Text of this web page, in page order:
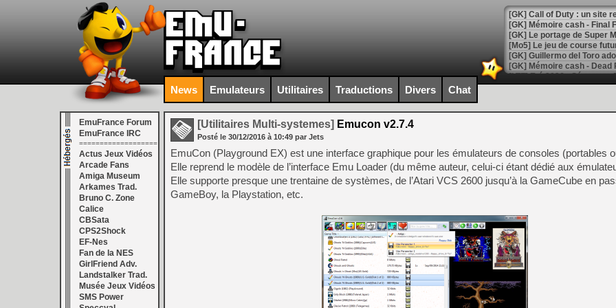
[GK] Le portage de Super
[Mo5] Le jeu de course
[GK] Guillermo del Toro
[LTF] Eté 2026 - Séquence
[GK] Mistfall Hunter :
[GK] Wo Long 2 évolue
[GK] Crossfire : un TPS à
[LS] [PS5] Premiers
[Mo5] DOOM arrive en
[GK] Bethesda fête les 30
[GK] Roblox : l'action en
[GK] Agenda - GeForce
[GK] Devolver Digital en a
[LS] [PS5] ps5-y2jb-
News Emulateurs Utilitaires Traductions Divers Chat
EmuFrance Forum
EmuFrance IRC
===================
Actus Jeux Vidéos
Arcade Fans
Amiga Museum
Arkames Trad.
Bruno C. Zone
Calice
CBSata
CPS2Shock
EF-Nes
Fan de la NES
GirlFriend Adv.
Landstalker Trad.
Musée Jeux Vidéos
SMS Power
[Utilitaires Multi-systemes] Emucon v2.7.4
Posté le 30/12/2016 à 10:49 par Jets
EmuCon (Playground EX) est une interface graphique pour les émulateurs de consoles (portables
Elle reprend le modèle de l’interface Emu Loader (du même auteur, celui-ci étant dédié aux
Elle supporte presque une trentaine de systèmes, de l’Atari VCS 2600 jusqu’à la GameCube en
GameBoy, la Playstation, etc.